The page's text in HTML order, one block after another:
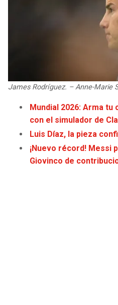
TITANS
COWBOYS
GIANTS
EAGLES
WARRIORS
CLIPPERS
LAKERS
SUNS
James Rodríguez. – Anne-Marie
Mundial 2026: Arma
con el simulador de
Luis Díaz, la pieza
¡Nuevo récord! Messi
Giovinco de